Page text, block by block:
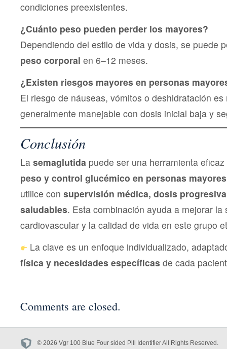
condiciones preexistentes.
¿Cuánto peso pueden perder los mayores?
Dependiendo del estilo de vida y dosis, se puede
peso corporal en 6–12 meses.
¿Existen riesgos mayores en personas
El riesgo de náuseas, vómitos o deshidratación es
generalmente manejable con dosis inicial baja y
Conclusión
La semaglutida puede ser una herramienta
peso y control glucémico en personas mayores
utilice con supervisión médica, dosis
saludables. Esta combinación ayuda a mejorar la
cardiovascular y la calidad de vida en este grupo
La clave es un enfoque individualizado,
física y necesidades específicas de cada
Comments are closed.
© 2026 Vgr 100 Blue Four sided Pill Identifier All Rights Reserved.